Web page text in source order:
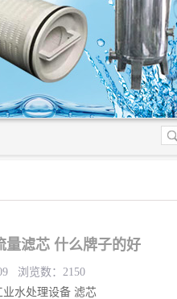
量滤芯 什么牌子的好
浏览数：2150
业水处理设备 滤芯